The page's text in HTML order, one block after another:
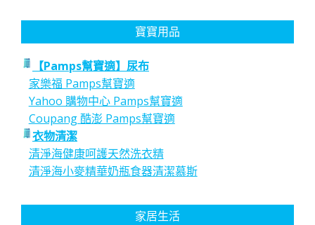
寶寶用品
【Pamps幫寶適】尿布
家樂福 Pamps幫寶適
Yahoo 購物中心 Pamps幫寶適
Coupang 酷澎 Pamps幫寶適
衣物清潔
清淨海健康呵護天然洗衣精
清淨海小麥精華奶瓶食器清潔慕斯
家居生活